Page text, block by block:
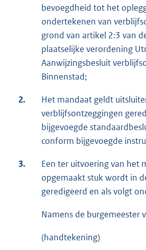
bevoegdheid tot het
ondertekenen van
grond van artikel 2:3 van
plaatselijke verordening
Aanwijzingsbesluit
Binnenstad;
2.
Het mandaat geldt
verblijfsontzeggingen
bijgevoegde
conform bijgevoegde
3.
Een ter uitvoering van het
opgemaakt stuk wordt in
geredigeerd en als volgt
Namens de burgemeester
(handtekening)